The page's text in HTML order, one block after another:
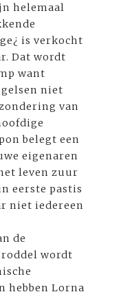
helemaal
is verkocht
Dat wordt
want
niet
van
belegt een
eigenaren
leven zuur
eerste pastis
niet iedereen
de
wordt
hebben Lorna